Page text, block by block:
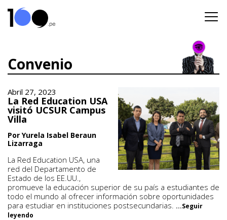
Convenio
Abril 27, 2023
La Red Education USA
visitó UCSUR Campus
Villa
Por Yurela Isabel Beraun
Lizarraga
La Red Education USA, una
red del Departamento de
Estado de los EE.UU.,
promueve la educación superior de su país a estudiantes de
todo el mundo al ofrecer información sobre oportunidades
para estudiar en instituciones postsecundarias. ...Seguir
leyendo